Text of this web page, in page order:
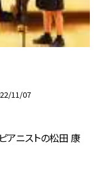
11/07
アニストの松田 康